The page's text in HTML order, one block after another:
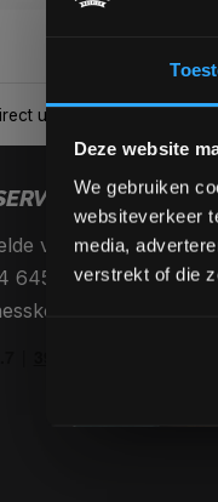
Deze website
We gebruiken
websiteverkeer
media,
verstrekt of die
uit voorraad geleverd
vragen
645 1309